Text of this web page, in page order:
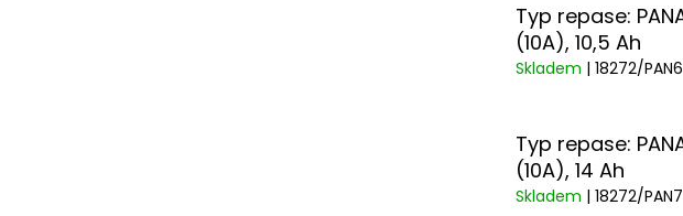
Typ repase:
(10A), 10,5 Ah
Skladem | 18272/PAN6
Typ repase:
(10A), 14 Ah
Skladem | 18272/PAN7